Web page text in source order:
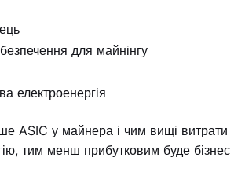
для майнінгу
електроенергія
ASIC у майнера і чим вищі витрати
тим менш прибутковим буде бізнес